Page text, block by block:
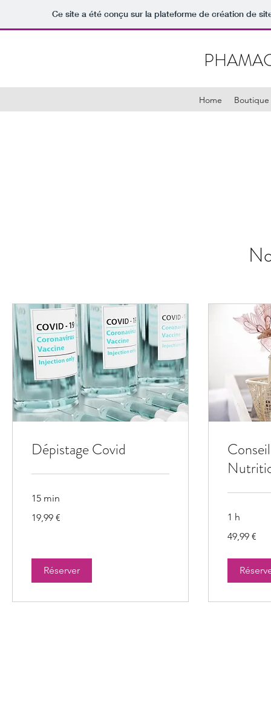
Ce site a été conçu sur la plateforme de création de
Home Boutique
Dépistage Covid
15 min
euros
19,99 €
Réserver
1 h
euros
49,99 €